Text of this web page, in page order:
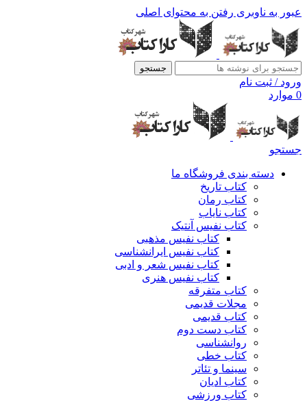
عبور به ناوبری رفتن به محتوای اصلی
جستجو
ورود / ثبت نام
0 موارد
جستجو
دسته بندی فروشگاه ما
کتاب تاریخ
کتاب رمان
کتاب نایاب
کتاب نفیس آنتیک
کتاب نفیس مذهبی
کتاب نفیس ایرانشناسی
کتاب نفیس شعر و ادبی
کتاب نفیس هنری
کتاب متفرقه
مجلات قدیمی
کتاب قدیمی
کتاب دست دوم
روانشناسی
کتاب خطی
سینما و تئاتر
کتاب ادیان
کتاب ورزشی